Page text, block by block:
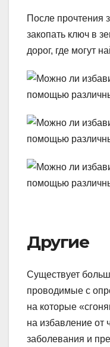
После прочтения
закопать ключ в
дорог, где могут
Другие
Существует
проводимые с
на которые
на избавление от
заболевания и